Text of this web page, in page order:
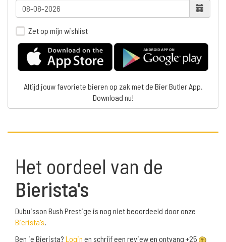
Zet op mijn wishlist
Altijd jouw favoriete bieren op zak met de Bier Butler App.
Download nu!
Het oordeel van de
Bierista's
Dubuisson Bush Prestige is nog niet beoordeeld door onze
Bierista's.
Ben je Bierista? Login en schrijf een review en ontvang +25